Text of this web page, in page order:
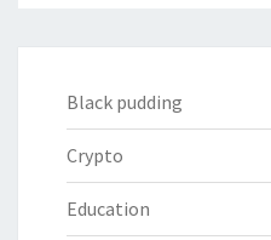
Black pudding
Crypto
Education